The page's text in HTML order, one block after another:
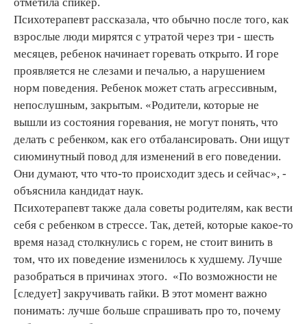
Психотерапевт рассказала, что обычно после того, как
взрослые люди мирятся с утратой через три - шесть
месяцев, ребенок начинает горевать открыто. И горе
проявляется не слезами и печалью, а нарушением
норм поведения. Ребенок может стать агрессивным,
непослушным, закрытым. «Родители, которые не
вышли из состояния горевания, не могут понять, что
делать с ребенком, как его отбалансировать. Они ищут
сиюминутный повод для изменений в его поведении.
Они думают, что что-то происходит здесь и сейчас», -
объяснила кандидат наук.
Психотерапевт также дала советы родителям, как вести
себя с ребенком в стрессе. Так, детей, которые какое-то
время назад столкнулись с горем, не стоит винить в
том, что их поведение изменилось к худшему. Лучше
разобраться в причинах этого. «По возможности не
[следует] закручивать гайки. В этот момент важно
понимать: лучше больше спрашивать про то, почему